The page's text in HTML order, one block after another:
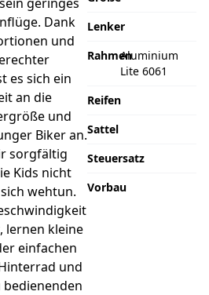
Dank
und
es sich ein
an die
und
Biker an.
sorgfältig
Kids nicht
wehtun.
lernen kleine
einfachen
und
Lenker
RahmenAluminium
Lite 6061
Reifen
Sattel
Steuersatz
Vorbau